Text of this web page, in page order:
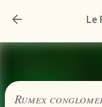
Le
Rumex